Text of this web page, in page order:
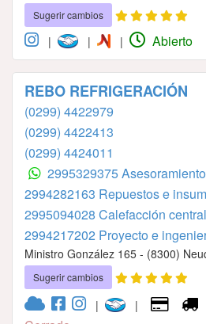
Sugerir cambios
| | | Abierto
REBO REFRIGERACIÓN
(0299) 4422979
(0299) 4422413
(0299) 4424011
2995329375
2994282163⁣⁣⁣⁣⁣⁣⁣⁣⁣⁣⁣⁣⁣⁣⁣ ⁣⁣⁣⁣⁣⁣⁣⁣⁣⁣⁣⁣⁣⁣⁣Repuestos e
2995094028⁣⁣⁣⁣⁣⁣⁣⁣⁣⁣⁣⁣⁣⁣⁣ Calefacción central
2994217202⁣⁣⁣⁣⁣⁣⁣⁣⁣⁣⁣⁣⁣ Proyecto e
Ministro González 165 - (8300)
Sugerir cambios
| |